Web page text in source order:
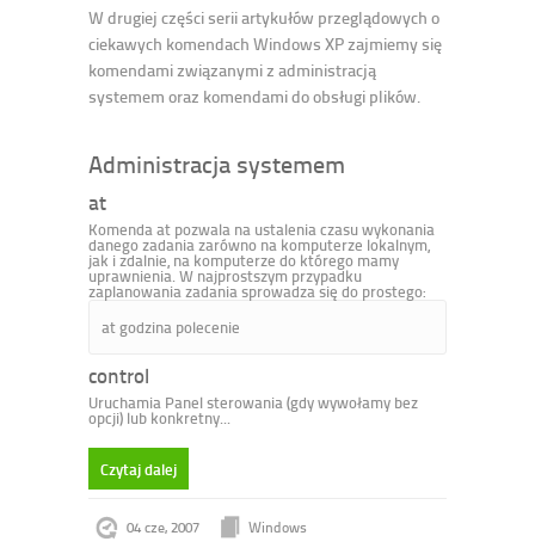
W drugiej części serii artykułów przeglądowych o
ciekawych komendach Windows XP zajmiemy się
komendami związanymi z administracją
systemem oraz komendami do obsługi plików.
Administracja systemem
at
Komenda at pozwala na ustalenia czasu wykonania
danego zadania zarówno na komputerze lokalnym,
jak i zdalnie, na komputerze do którego mamy
uprawnienia. W najprostszym przypadku
zaplanowania zadania sprowadza się do prostego:
at godzina polecenie
control
Uruchamia Panel sterowania (gdy wywołamy bez
opcji) lub konkretny...
Czytaj dalej
04 cze, 2007
Windows